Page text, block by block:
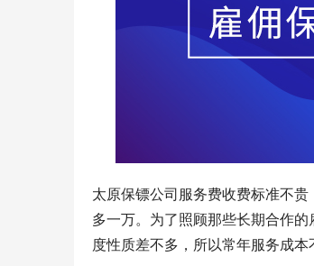
太原保镖公司服务费收费标准不
多一万。为了照顾那些长期合作
度性质差不多，所以常年服务成本